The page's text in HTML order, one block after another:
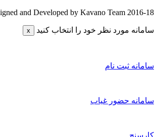
and Developed by Kavano Team 2016-
مورد نظر خود را انتخاب کنید
ثبت نام
حضور غیاب